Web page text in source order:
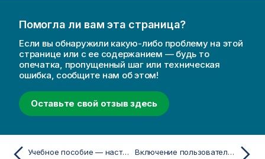
Помогла ли вам эта страница?
Если вы обнаружили какую-либо проблему на этой
странице или с ее содержанием — будь то
опечатка, пропущенный шаг или техническая
ошибка, сообщите нам об этом!
Оставьте свой отзыв здесь
Учебное пособие — настройка интерпретации данных в Инструмент «Наблюдения» Включение пользовательской логической модели